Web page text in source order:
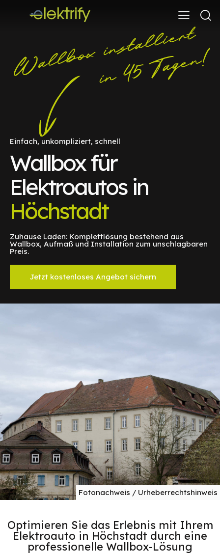
Einfach, unkompliziert, schnell
Wallbox für
Elektroautos in
Höchstadt
Zuhause Laden: Komplettlösung bestehend aus
Wallbox, Aufmaß und Installation zum unschlagbaren
Preis.
Jetzt kostenloses Angebot sichern
Fotonachweis / Urheberrechtshinweis
Optimieren Sie das Erlebnis mit Ihrem
Elektroauto in Höchstadt durch eine
professionelle Wallbox-Lösung